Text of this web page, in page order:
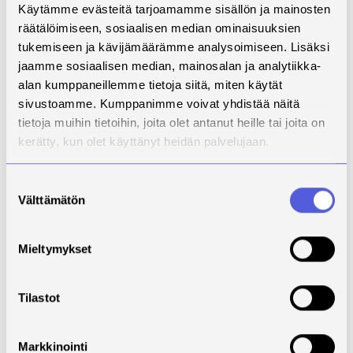
Käytämme evästeitä tarjoamamme sisällön ja mainosten
räätälöimiseen, sosiaalisen median ominaisuuksien
tukemiseen ja kävijämäärämme analysoimiseen. Lisäksi
jaamme sosiaalisen median, mainosalan ja analytiikka-
alan kumppaneillemme tietoja siitä, miten käytät
sivustoamme. Kumppanimme voivat yhdistää näitä
tietoja muihin tietoihin, joita olet antanut heille tai joita on
kerätty, kun olet käyttänyt heidän palvelujaan.
valinta
Välttämätön
Mieltymykset
Tilastot
Markkinointi
kehittymisen tukemisessa sekä palautteen saannissa
havaittiin parannettavaa. Myös palvelukokemuksessa
nousivat esiin asioinnin nopeuden ja
asiantuntevuuden kehittämistarpeet.
Työntekijäkokemuksen kehittämiseen on kuitenkin
mahdollista vaikuttaa konkreettisilla teoilla, kuten:
kehittämällä työntekijäviestintää
panostamalla työntekijöiden hyvinvointiin
tarjoamalla kilpailukykyisiä työsuhde-etuja
osoittamalla arvostusta työntekijöitä kohtaan
ottamalla käyttöön säännöllinen ja
tukemalla osaamisen kehittämistä ja uralla
etenemistä